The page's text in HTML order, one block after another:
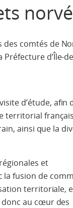
comtés de
d’Île-
d’étude, afin
territorial
ainsi que la
et
la fusion de
territoriale,
donc au cœur des